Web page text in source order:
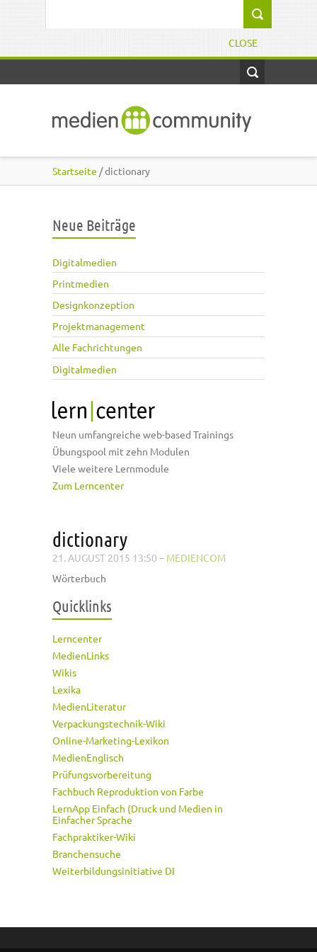
CLOSE
Startseite / dictionary
Neue Beiträge
Digitalmedien
Printmedien
Designkonzeption
Projektmanagement
Alle Fachrichtungen
Digitalmedien
Neun umfangreiche web-based Trainings
Übungspool mit zehn Modulen
Viele weitere Lernmodule
Zum Lerncenter
dictionary
21. AUGUST 2015 13:50 – MEDIENCOM
Wörterbuch
Quicklinks
Lerncenter
MedienLinks
Wikis
Lexika
MedienLiteratur
Verpackungstechnik-Wiki
Online-Marketing-Lexikon
MedienEnglisch
Prüfungsvorbereitung
Fachbuch Reproduktion von Farbe
LernApp Einfach (Druck und Medien in
Einfacher Sprache
Fachpraktiker-Wiki
Branchensuche
Weiterbildungsinitiative DI